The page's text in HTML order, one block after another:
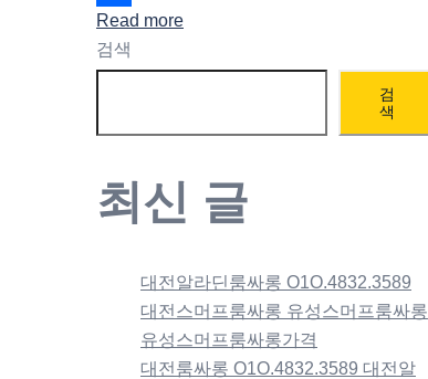
Share
Read more
검색
검
색
최신 글
대전알라딘룸싸롱 O1O.4832.3589
대전스머프룸싸롱 유성스머프룸싸롱
유성스머프룸싸롱가격
대전룸싸롱 O1O.4832.3589 대전알